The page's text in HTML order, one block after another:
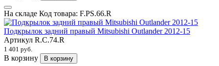
На складе Код товара: F.PS.66.R
Подкрылок задний правый Mitsubishi Outlander 2012-15
Артикул R.C.74.R
1 401 руб.
В корзину В корзину